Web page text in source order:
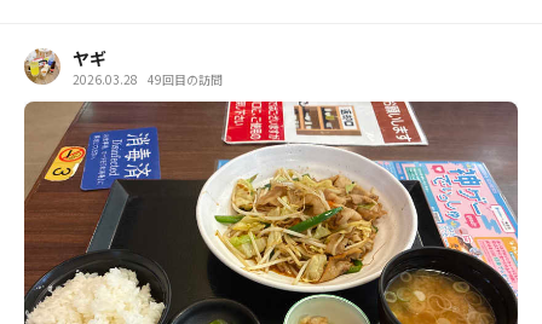
ヤギ
2026.03.28 49回目の訪問